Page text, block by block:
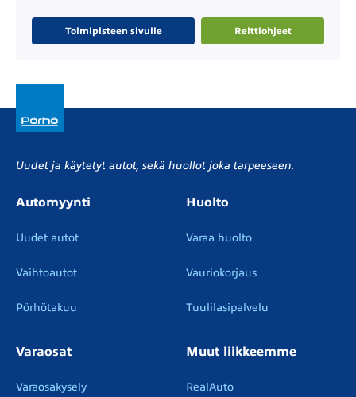
Toimipisteen sivulle Reittiohjeet
Uudet ja käytetyt autot, sekä huollot joka tarpeeseen.
Automyynti
Uudet autot
Vaihtoautot
Pörhötakuu
Huolto
Varaa huolto
Vauriokorjaus
Tuulilasipalvelu
Varaosat
Varaosakysely
Muut liikkeemme
RealAuto